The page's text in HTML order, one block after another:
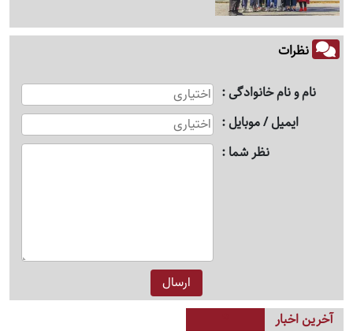
نظرات
نام و نام خانوادگی
ایمیل / موبایل
نظر شما
آخرین اخبار